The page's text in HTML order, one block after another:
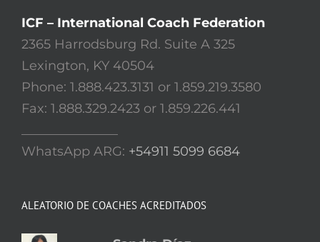
ICF – International Coach Federation
2365 Harrodsburg Rd. Suite A 325
Lexington, KY 40504
Phone: 1.888.423.3131 or 1.859.219.3580
Fax: 1.888.329.2423 or 1.859.226.441
WhatsApp ARG: +54911 5099 6684
ALEATORIO DE COACHES ACREDITADOS